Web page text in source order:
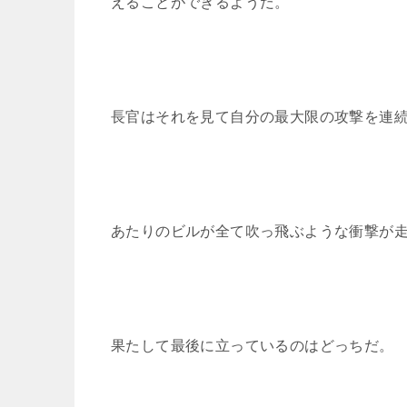
長官はそれを見て自分の最大限の攻撃を連続
あたりのビルが全て吹っ飛ぶような衝撃が走
果たして最後に立っているのはどっちだ。